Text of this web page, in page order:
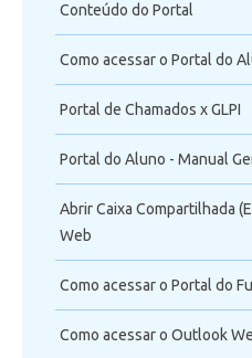
Conteúdo do Portal
Como acessar o Portal do
Portal de Chamados x GLPI
Portal do Aluno - Manual
Abrir Caixa Compartilhada
Web
Como acessar o Portal do
Como acessar o Outlook